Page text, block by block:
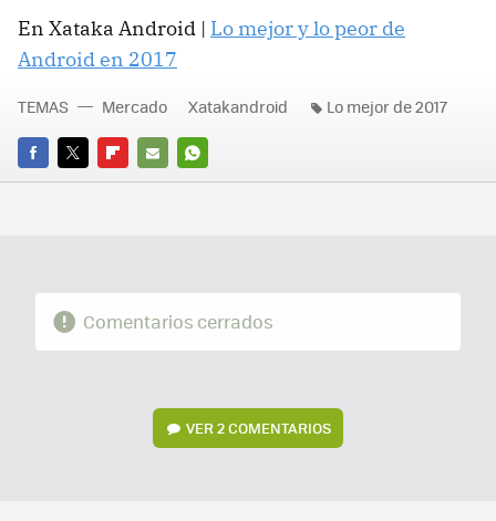
En Xataka Android | Lo mejor y lo peor de
Android en 2017
FACEBOOK
TWITTERFLIPBOARD
E-
WHATSAPP
TEMAS Mercado Xatakandroid Lo mejor de 2017
Comentarios cerrados
VER2 COMENTARIOS